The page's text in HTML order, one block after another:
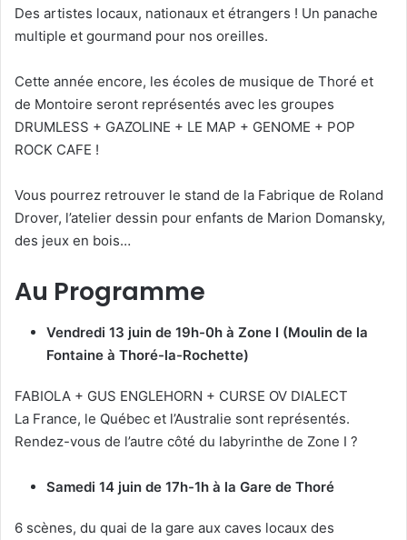
c
o
r
r
i
Des artistes locaux, nationaux et étrangers ! Un panache
multiple et gourmand pour nos oreilles.
Cette année encore, les écoles de musique de Thoré et
de Montoire seront représentés avec les groupes
DRUMLESS + GAZOLINE + LE MAP + GENOME + POP
ROCK CAFE !
Vous pourrez retrouver le stand de la Fabrique de Roland
Drover, l’atelier dessin pour enfants de Marion Domansky,
des jeux en bois…
Au Programme
Vendredi 13 juin de 19h-0h à Zone I (Moulin de la
Fontaine à Thoré-la-Rochette)
FABIOLA + GUS ENGLEHORN + CURSE OV DIALECT
La France, le Québec et l’Australie sont représentés.
Rendez-vous de l’autre côté du labyrinthe de Zone I ?
Samedi 14 juin de 17h-1h à la Gare de Thoré
6 scènes, du quai de la gare aux caves locaux des